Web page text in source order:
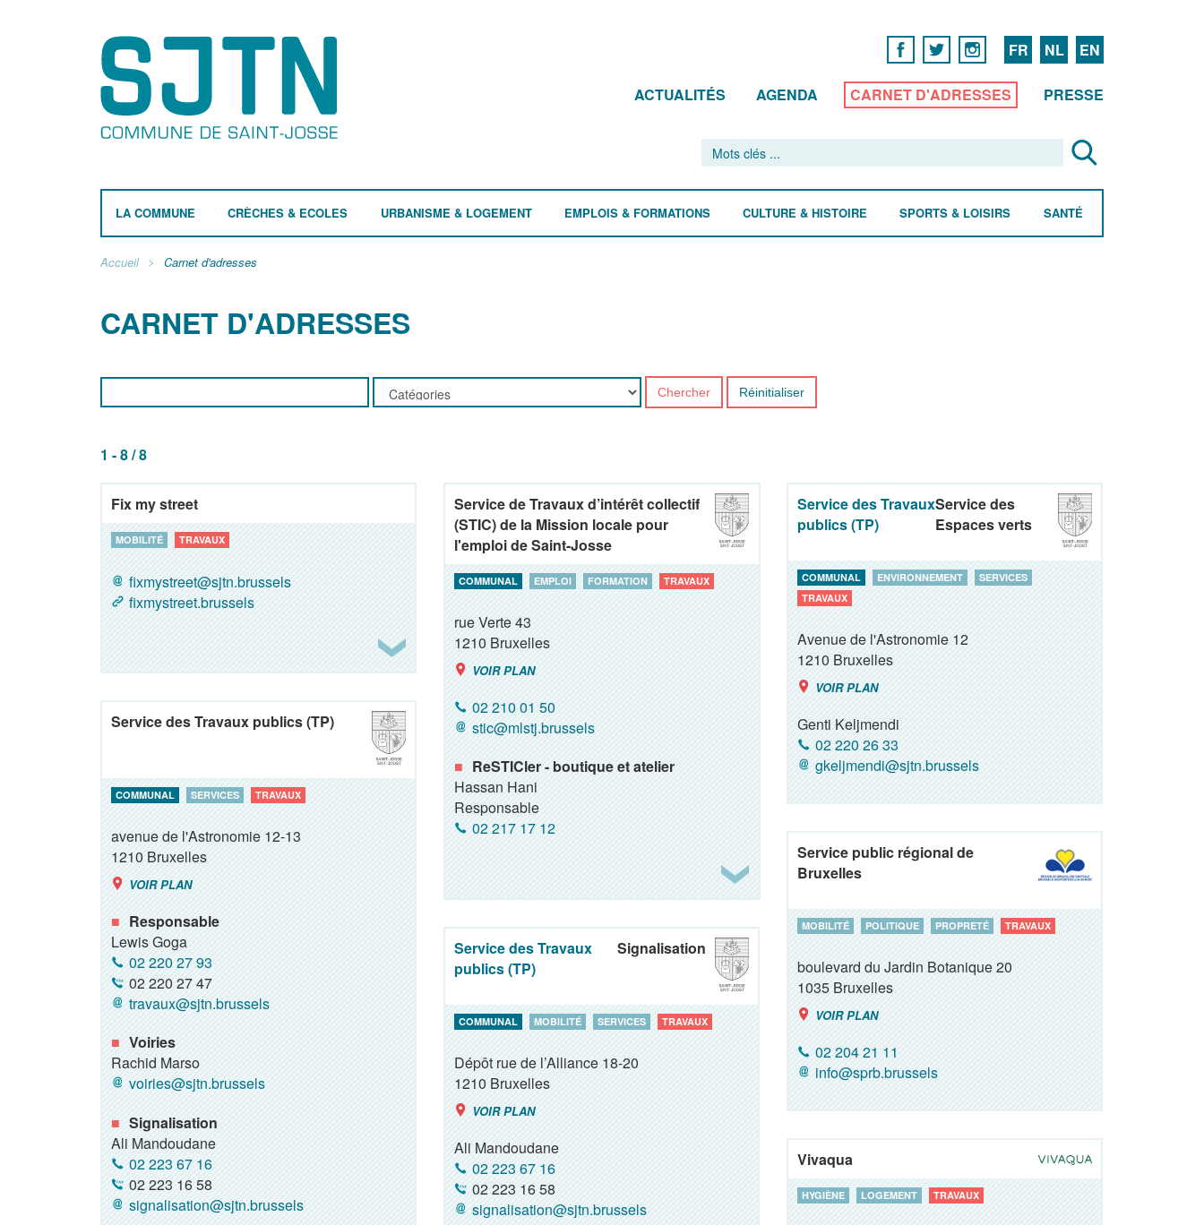
FR NL EN
ACTUALITÉS AGENDA CARNET D'ADRESSES PRESSE
LA COMMUNE CRÈCHES & ECOLES URBANISME & LOGEMENT EMPLOIS & FORMATIONS CULTURE & HISTOIRE SPORTS & LOISIRS SANTÉ
Accueil Carnet d'adresses
CARNET D'ADRESSES
Chercher Réinitialiser
1 - 8 / 8
Fix my street
MOBILITÉ TRAVAUX
fixmystreet@sjtn.brussels
fixmystreet.brussels
Service de Travaux d’intérêt collectif
(STIC) de la Mission locale pour
l'emploi de Saint-Josse
COMMUNAL EMPLOI FORMATION TRAVAUX
rue Verte 43
1210Bruxelles
VOIR PLAN
02 210 01 50
stic@mlstj.brussels
ReSTICler - boutique et atelier
Hassan Hani
Responsable
02 217 17 12
Service des Travaux
publics (TP)
Service des
Espaces verts
COMMUNAL ENVIRONNEMENT
SERVICES
TRAVAUX
Avenue de l'Astronomie 12
1210Bruxelles
VOIR PLAN
Genti Keljmendi
02 220 26 33
gkeljmendi@sjtn.brussels
Service des Travaux publics (TP)
COMMUNAL SERVICES TRAVAUX
avenue de l'Astronomie 12-13
1210Bruxelles
VOIR PLAN
Responsable
Lewis Goga
02 220 27 93
02 220 27 47
travaux@sjtn.brussels
Voiries
Rachid Marso
voiries@sjtn.brussels
Signalisation
Ali Mandoudane
02 223 67 16
02 223 16 58
signalisation@sjtn.brussels
Service public régional de
Bruxelles
MOBILITÉ POLITIQUE PROPRETÉ TRAVAUX
boulevard du Jardin Botanique 20
1035Bruxelles
VOIR PLAN
02 204 21 11
info@sprb.brussels
Service des Travaux
publics (TP)
Signalisation
COMMUNAL MOBILITÉ SERVICES TRAVAUX
Dépôt rue de l’Alliance 18-20
1210Bruxelles
VOIR PLAN
Ali Mandoudane
02 223 67 16
02 223 16 58
signalisation@sjtn.brussels
Vivaqua
HYGIÈNE LOGEMENT TRAVAUX